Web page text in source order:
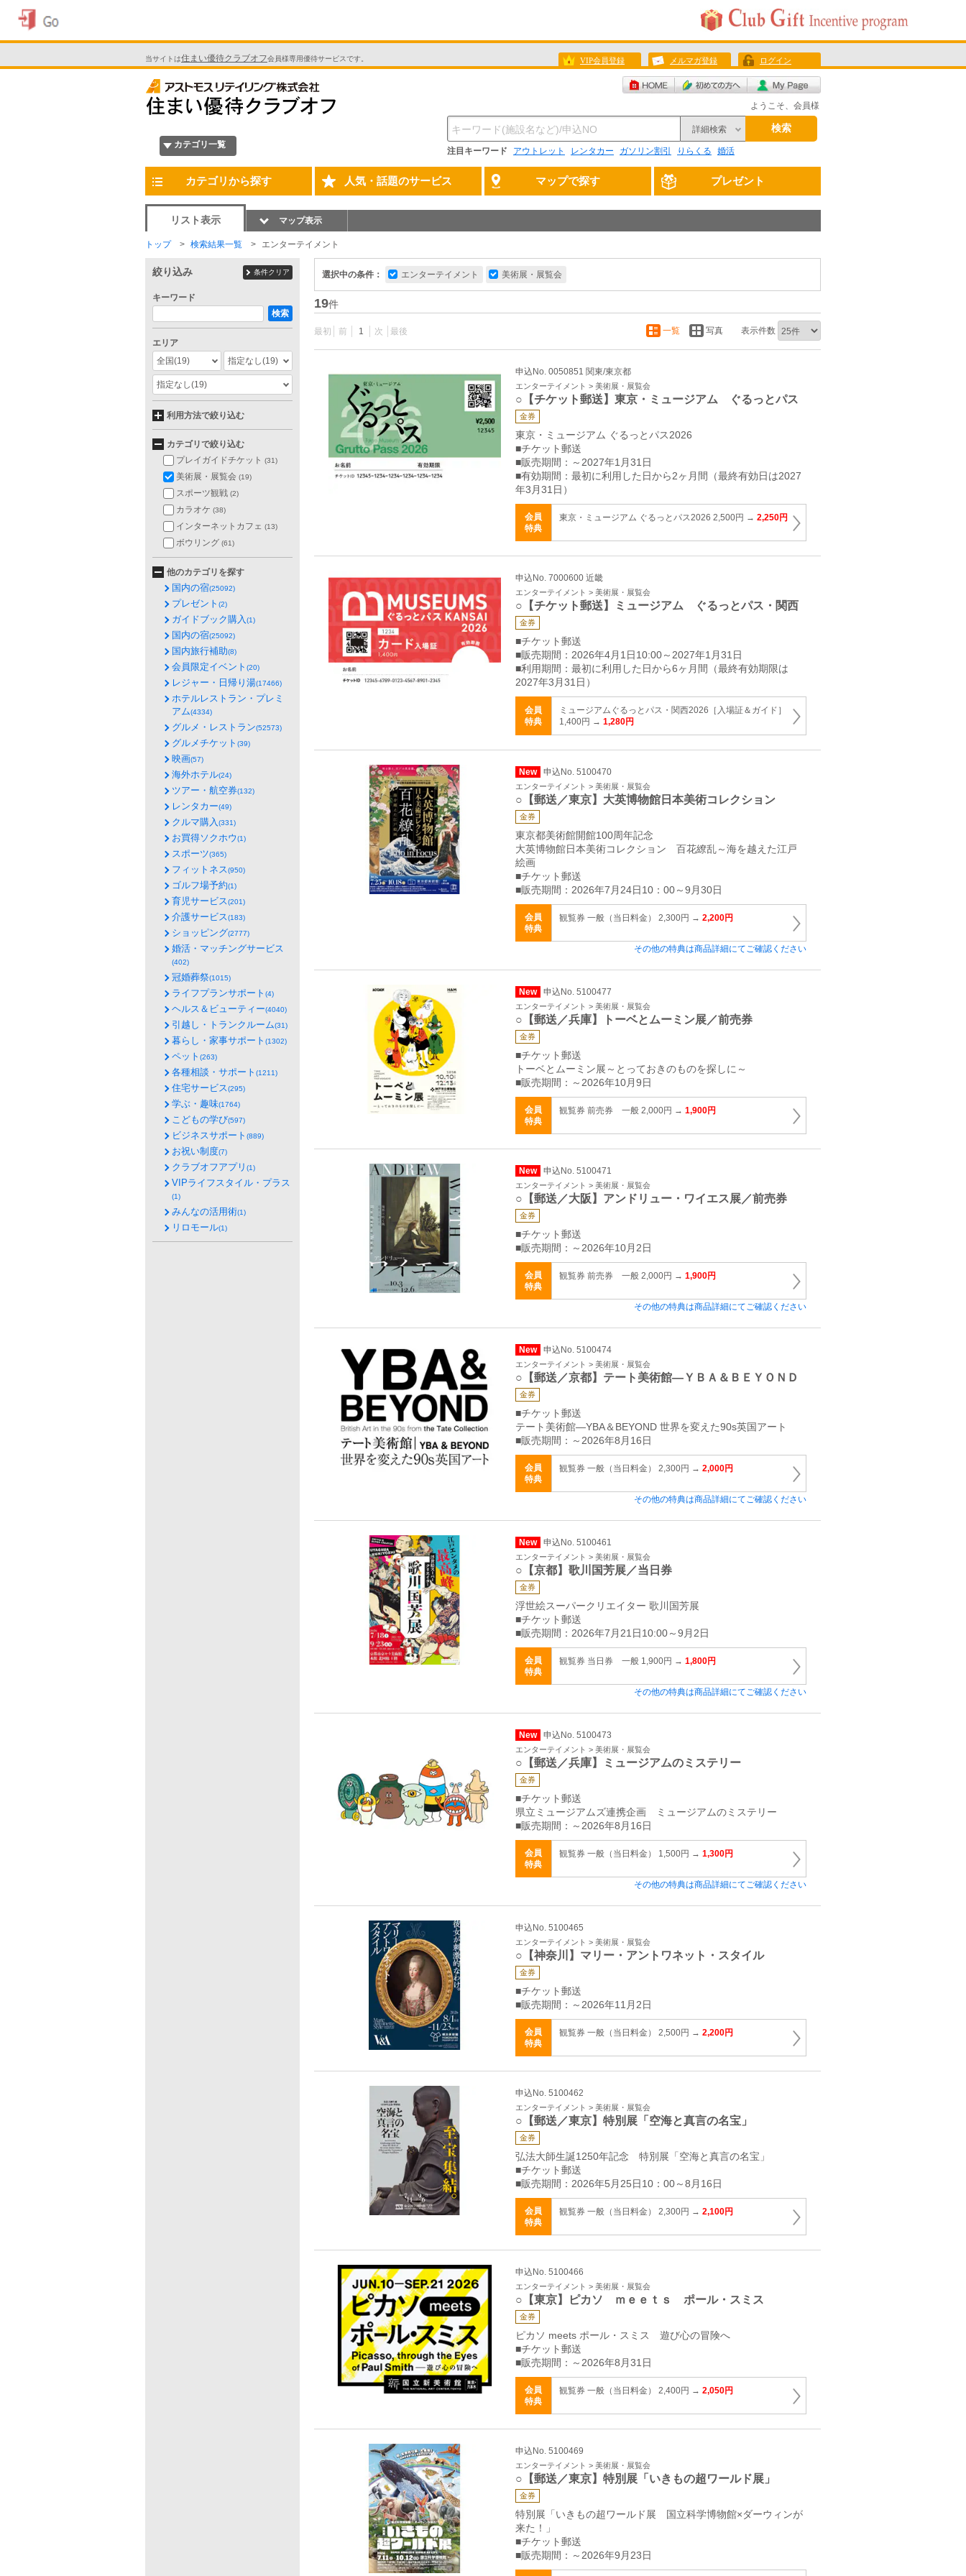
当サイトは住まい優待クラブオフ会員様専用優待サービスです。 VIP会員登録 メルマガ登録 ログイン
ようこそ、会員様
カテゴリ一覧
詳細検索 検索
注目キーワード アウトレット レンタカー ガソリン割引 りらくる 婚活
カテゴリから探す 人気・話題のサービス マップで探す プレゼント
リスト表示 マップ表示
トップ 検索結果一覧 エンターテイメント
選択中の条件： エンターテイメント 美術展・展覧会
19件
最初 前 1 次 最後 一覧 写真 表示件数
申込No. 0050851 関東/東京都
エンターテイメント > 美術展・展覧会
○【チケット郵送】東京・ミュージアム ぐるっとパス
金券
東京・ミュージアム ぐるっとパス2026
■チケット郵送
■販売期間：～2027年1月31日
■有効期間：最初に利用した日から2ヶ月間（最終有効日は2027
年3月31日）
会員
特典
東京・ミュージアム ぐるっとパス2026 2,500円 → 2,250円
申込No. 7000600 近畿
エンターテイメント > 美術展・展覧会
○【チケット郵送】ミュージアム ぐるっとパス・関西
金券
■チケット郵送
■販売期間：2026年4月1日10:00～2027年1月31日
■利用期間：最初に利用した日から6ヶ月間（最終有効期限は
2027年3月31日）
会員
特典
ミュージアムぐるっとパス・関西2026［入場証＆ガイド］
1,400円 → 1,280円
New 申込No. 5100470
エンターテイメント > 美術展・展覧会
○【郵送／東京】大英博物館日本美術コレクション
金券
東京都美術館開館100周年記念
大英博物館日本美術コレクション 百花繚乱～海を越えた江戸
絵画
■チケット郵送
■販売期間：2026年7月24日10：00～9月30日
会員
特典
観覧券 一般（当日料金） 2,300円 → 2,200円
その他の特典は商品詳細にてご確認ください
New 申込No. 5100477
エンターテイメント > 美術展・展覧会
○【郵送／兵庫】トーベとムーミン展／前売券
金券
■チケット郵送
トーベとムーミン展～とっておきのものを探しに～
■販売期間：～2026年10月9日
会員
特典
観覧券 前売券 一般 2,000円 → 1,900円
New 申込No. 5100471
エンターテイメント > 美術展・展覧会
○【郵送／大阪】アンドリュー・ワイエス展／前売券
金券
■チケット郵送
■販売期間：～2026年10月2日
会員
特典
観覧券 前売券 一般 2,000円 → 1,900円
その他の特典は商品詳細にてご確認ください
New 申込No. 5100474
エンターテイメント > 美術展・展覧会
○【郵送／京都】テート美術館―ＹＢＡ＆ＢＥＹＯＮＤ
金券
■チケット郵送
テート美術館―YBA＆BEYOND 世界を変えた90s英国アート
■販売期間：～2026年8月16日
会員
特典
観覧券 一般（当日料金） 2,300円 → 2,000円
その他の特典は商品詳細にてご確認ください
New 申込No. 5100461
エンターテイメント > 美術展・展覧会
○【京都】歌川国芳展／当日券
金券
浮世絵スーパークリエイター 歌川国芳展
■チケット郵送
■販売期間：2026年7月21日10:00～9月2日
会員
特典
観覧券 当日券 一般 1,900円 → 1,800円
その他の特典は商品詳細にてご確認ください
New 申込No. 5100473
エンターテイメント > 美術展・展覧会
○【郵送／兵庫】ミュージアムのミステリー
金券
■チケット郵送
県立ミュージアムズ連携企画 ミュージアムのミステリー
■販売期間：～2026年8月16日
会員
特典
観覧券 一般（当日料金） 1,500円 → 1,300円
その他の特典は商品詳細にてご確認ください
申込No. 5100465
エンターテイメント > 美術展・展覧会
○【神奈川】マリー・アントワネット・スタイル
金券
■チケット郵送
■販売期間：～2026年11月2日
会員
特典
観覧券 一般（当日料金） 2,500円 → 2,200円
申込No. 5100462
エンターテイメント > 美術展・展覧会
○【郵送／東京】特別展「空海と真言の名宝」
金券
弘法大師生誕1250年記念 特別展「空海と真言の名宝」
■チケット郵送
■販売期間：2026年5月25日10：00～8月16日
会員
特典
観覧券 一般（当日料金） 2,300円 → 2,100円
申込No. 5100466
エンターテイメント > 美術展・展覧会
○【東京】ピカソ ｍｅｅｔｓ ポール・スミス
金券
ピカソ meets ポール・スミス 遊び心の冒険へ
■チケット郵送
■販売期間：～2026年8月31日
会員
特典
観覧券 一般（当日料金） 2,400円 → 2,050円
申込No. 5100469
エンターテイメント > 美術展・展覧会
○【郵送／東京】特別展「いきもの超ワールド展」
金券
特別展「いきもの超ワールド展 国立科学博物館×ダーウィンが
来た！」
■チケット郵送
■販売期間：～2026年9月23日
絞り込み 条件クリア
キーワード
検索
エリア
全国(19) 指定なし(19)
指定なし(19)
利用方法で絞り込む
カテゴリで絞り込む
プレイガイドチケット (31)
美術展・展覧会 (19)
スポーツ観戦 (2)
カラオケ (38)
インターネットカフェ (13)
ボウリング (61)
他のカテゴリを探す
国内の宿(25092)
プレゼント (2)
ガイドブック購入(1)
国内の宿(25092)
国内旅行補助(8)
会員限定イベント (20)
レジャー・日帰り湯(17466)
ホテルレストラン・プレミ
アム(4334)
グルメ・レストラン(52573)
グルメチケット (39)
映画(57)
海外ホテル(24)
ツアー・航空券(132)
レンタカー(49)
クルマ購入(331)
お買得ソクホウ(1)
スポーツ(365)
フィットネス(950)
ゴルフ場予約(1)
育児サービス(201)
介護サービス(183)
ショッピング(2777)
婚活・マッチングサービス
(402)
冠婚葬祭(1015)
ライフプランサポート (4)
ヘルス＆ビューティー(4040)
引越し・トランクルーム(31)
暮らし・家事サポート (1302)
ペット (263)
各種相談・サポート (1211)
住宅サービス(295)
学ぶ・趣味(1764)
こどもの学び(597)
ビジネスサポート (889)
お祝い制度(7)
クラブオフアプリ (1)
VIPライフスタイル・プラス
(1)
みんなの活用術(1)
リロモール(1)